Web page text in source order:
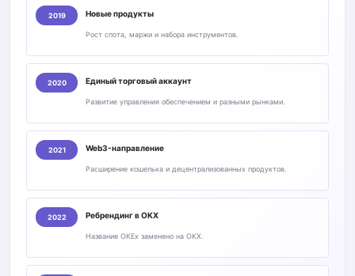
2019 Новые продукты
Рост спота, маржи и набора инструментов.
2020 Единый торговый аккаунт
Развитие управления обеспечением и разными рынками.
2021 Web3-направление
Расширение кошелька и децентрализованных продуктов.
2022 Ребрендинг в OKX
Название OKEx заменено на OKX.